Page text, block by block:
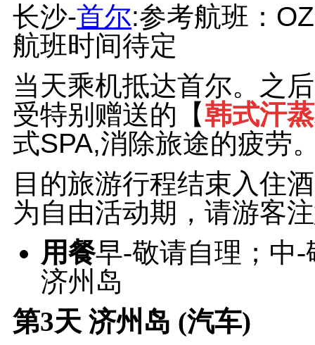
长沙-首尔:参考航班：
航班时间待定
当天乘机抵达首尔。之
受特别赠送的【韩式汗
式SPA,消除旅途的疲劳
目的旅游行程结束入住
为自由活动期，请游客
用餐早-敬请自理；中
济州岛
第3天 济州岛 (汽车)